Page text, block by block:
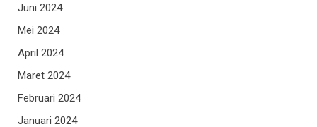
Juni 2024
Mei 2024
April 2024
Maret 2024
Februari 2024
Januari 2024